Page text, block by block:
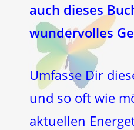
auch dieses
wundervolles
Umfasse Dir
und so oft wie
aktuellen